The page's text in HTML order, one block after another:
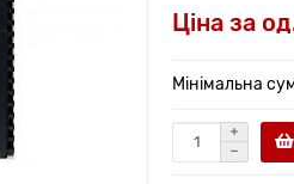
Ціна за
Мінімальна